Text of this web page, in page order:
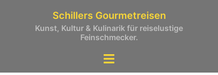
Schillers Gourmetreisen
Kunst, Kultur & Kulinarik für reiselustige
Feinschmecker.